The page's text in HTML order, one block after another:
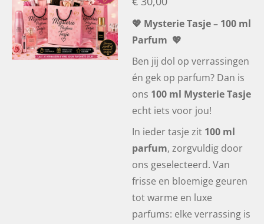
💖 Mysterie Tasje – 100 ml
Parfum 💖
Ben jij dol op verrassingen
én gek op parfum? Dan is
ons 100 ml Mysterie Tasje
echt iets voor jou!
In ieder tasje zit 100 ml
parfum, zorgvuldig door
ons geselecteerd. Van
frisse en bloemige geuren
tot warme en luxe
parfums: elke verrassing is